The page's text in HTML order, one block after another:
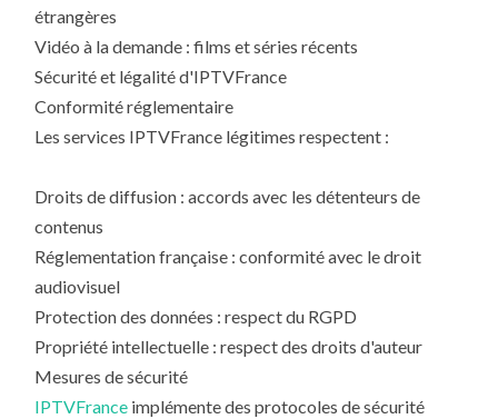
étrangères
Vidéo à la demande : films et séries récents
Sécurité et légalité d'IPTVFrance
Conformité réglementaire
Les services IPTVFrance légitimes respectent :
Droits de diffusion : accords avec les détenteurs de
contenus
Réglementation française : conformité avec le droit
audiovisuel
Protection des données : respect du RGPD
Propriété intellectuelle : respect des droits d'auteur
Mesures de sécurité
IPTVFrance implémente des protocoles de sécurité